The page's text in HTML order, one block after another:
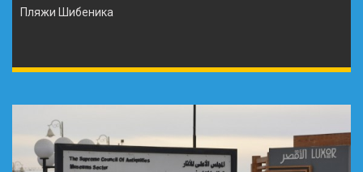
Пляжи Шибеника